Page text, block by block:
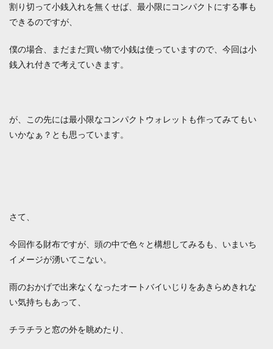
割り切って小銭入れを無くせば、最小限にコンパクトにする事も
できるのですが、
僕の場合、まだまだ買い物で小銭は使っていますので、今回は小
銭入れ付きで考えていきます。
が、この先には最小限なコンパクトウォレットも作ってみてもい
いかなぁ？とも思っています。
さて、
今回作る財布ですが、頭の中で色々と構想してみるも、いまいち
イメージが湧いてこない。
雨のおかげで出来なくなったオートバイいじりをあきらめきれな
い気持ちもあって、
チラチラと窓の外を眺めたり、